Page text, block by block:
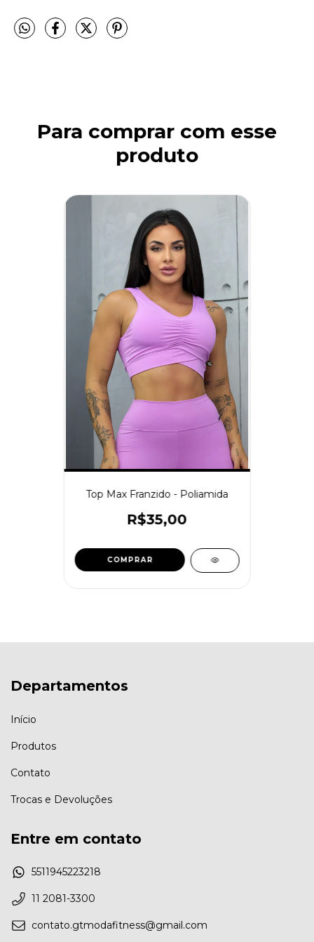
Para comprar com esse
produto
Top Max Franzido - Poliamida
R$35,00
COMPRAR
Departamentos
Início
Produtos
Contato
Trocas e Devoluções
Entre em contato
5511945223218
11 2081-3300
contato.gtmodafitness@gmail.com